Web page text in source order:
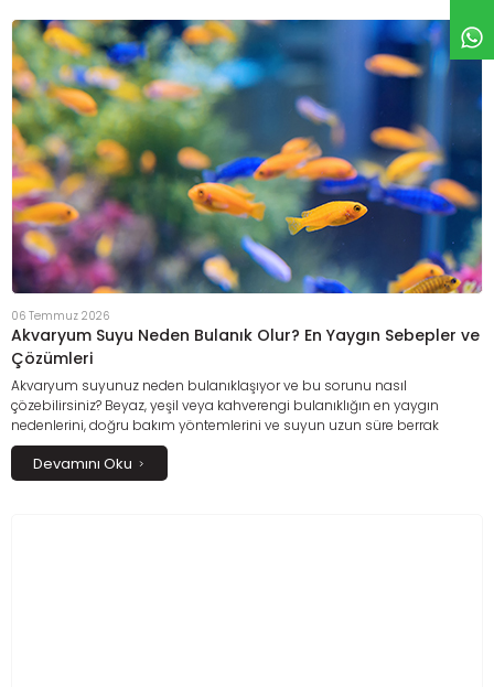
06 Temmuz 2026
Akvaryum Suyu Neden Bulanık Olur? En Yaygın Sebepler ve
Çözümleri
Akvaryum suyunuz neden bulanıklaşıyor ve bu sorunu nasıl
çözebilirsiniz? Beyaz, yeşil veya kahverengi bulanıklığın en yaygın
nedenlerini, doğru bakım yöntemlerini ve suyun uzun süre berrak
kalmasını sağlayacak etkili çözümleri bu kapsamlı rehberde keşfedin.
Akvaryumunuzdaki biyolojik dengeyi koruyarak balıklarınız için daha
sağlıklı ve güvenli bir yaşam alanı oluşturmanın püf noktalarını öğrenin.
Devamını Oku